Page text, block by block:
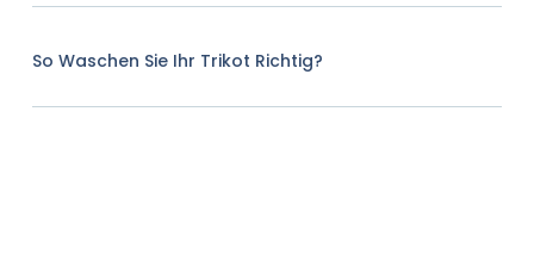
So Waschen Sie Ihr Trikot Richtig?